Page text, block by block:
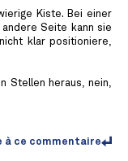
Kiste. Bei einer
Seite kann sie
klar positioniere,
Stellen heraus, nein,
à ce commentaire